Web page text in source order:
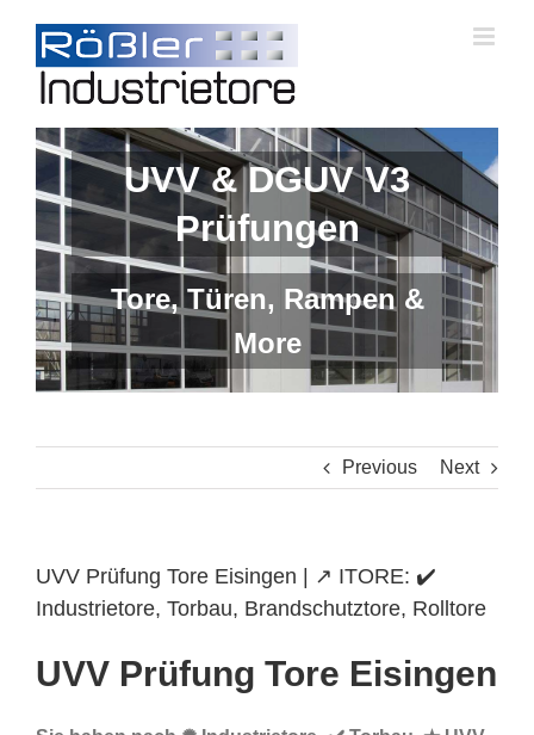
content
UVV & DGUV V3
Prüfungen
Tore, Türen, Rampen &
More
Previous Next
UVV Prüfung Tore Eisingen | ↗️ ITORE: ✔️
Industrietore, Torbau, Brandschutztore, Rolltore
UVV Prüfung Tore Eisingen